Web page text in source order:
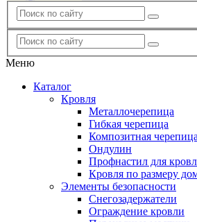
Меню
Каталог
Кровля
Металлочерепица
Гибкая черепица
Композитная черепица
Ондулин
Профнастил для
Кровля по размеру
Элементы безопасности
Снегозадержатели
Ограждение кровли